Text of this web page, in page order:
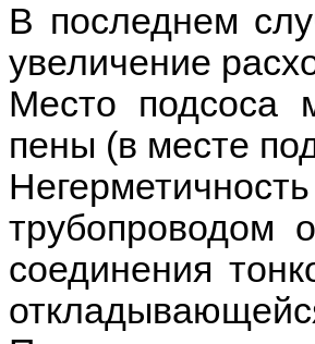
В последнем
увеличение
Место подсоса
пены (в месте
трубопроводом
соединения